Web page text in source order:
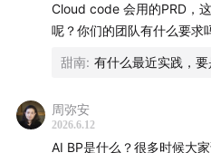
「节约成本这件事情一点
工程师，设计师就是品味
或质量工程师。」——
Cloud code 会用的PRD，
呢？你们的团队有什么要求
甜南: 有什么最近实践，
周弥安
2026.6.12
AI BP是什么？很多时候大